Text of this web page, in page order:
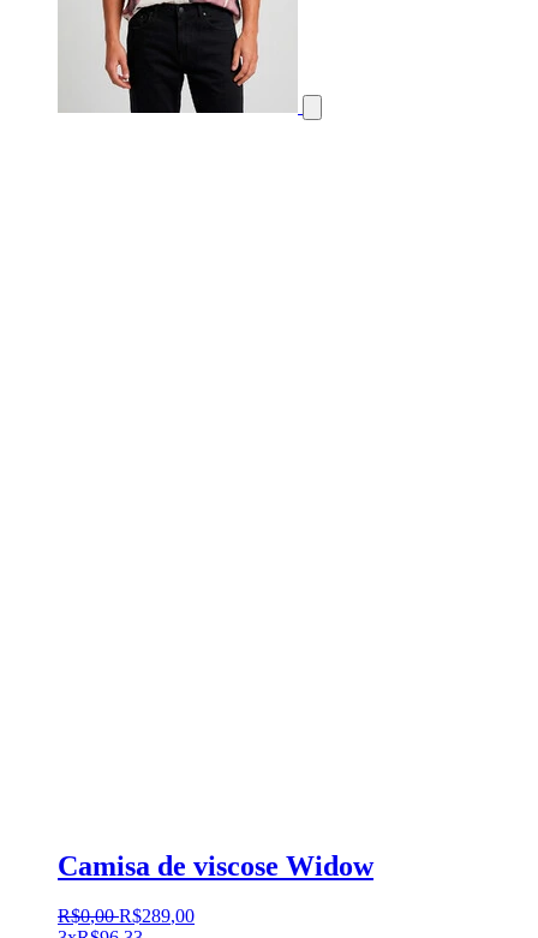
Camisa de viscose Widow
R$0,00 R$289,00